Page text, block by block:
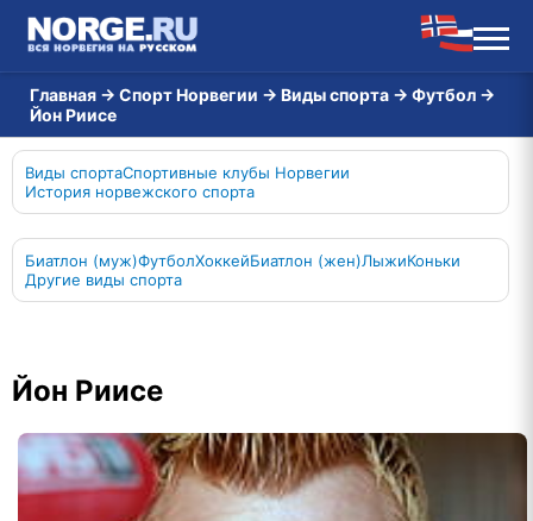
Главная → Спорт Норвегии → Виды спорта → Футбол →
Йон Риисе
Виды спортаСпортивные клубы Норвегии
История норвежского спорта
Биатлон (муж)ФутболХоккейБиатлон (жен)ЛыжиКоньки
Другие виды спорта
Йон Риисе